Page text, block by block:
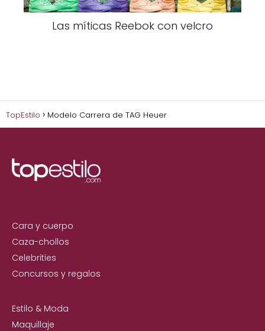
Las míticas Reebok con velcro
TopEstilo Modelo Carrera de TAG Heuer
Cara y cuerpo
Caza-chollos
Celebrities
Concursos y regalos
Estilo & Moda
Maquillaje